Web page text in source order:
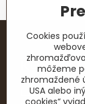
Fučíkova
Cookies
môžeme
zhromaždené
USA alebo
cookies“